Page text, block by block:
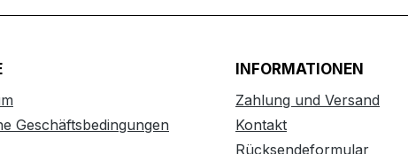
Geschäftsbedingungen
INFORMATIONEN
Zahlung und Versand
Kontakt
Rücksendeformular